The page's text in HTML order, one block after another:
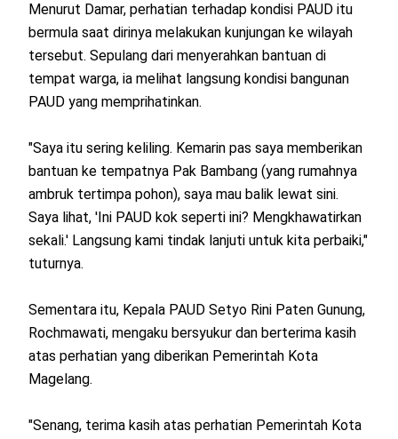
Menurut Damar, perhatian terhadap kondisi PAUD itu
bermula saat dirinya melakukan kunjungan ke wilayah
tersebut. Sepulang dari menyerahkan bantuan di
tempat warga, ia melihat langsung kondisi bangunan
PAUD yang memprihatinkan.
"Saya itu sering keliling. Kemarin pas saya memberikan
bantuan ke tempatnya Pak Bambang (yang rumahnya
ambruk tertimpa pohon), saya mau balik lewat sini.
Saya lihat, 'Ini PAUD kok seperti ini? Mengkhawatirkan
sekali.' Langsung kami tindak lanjuti untuk kita perbaiki,"
tuturnya.
Sementara itu, Kepala PAUD Setyo Rini Paten Gunung,
Rochmawati, mengaku bersyukur dan berterima kasih
atas perhatian yang diberikan Pemerintah Kota
Magelang.
"Senang, terima kasih atas perhatian Pemerintah Kota